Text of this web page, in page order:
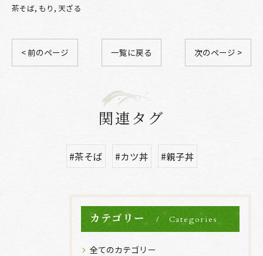
茶そば もり 天ざる
< 前のページ 一覧に戻る 次のページ >
関連タグ
#茶そば #カツ丼 #親子丼
カテゴリー Categories
全てのカテゴリー